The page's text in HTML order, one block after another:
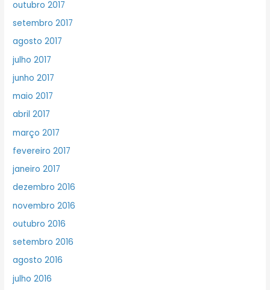
outubro 2017
setembro 2017
agosto 2017
julho 2017
junho 2017
maio 2017
abril 2017
março 2017
fevereiro 2017
janeiro 2017
dezembro 2016
novembro 2016
outubro 2016
setembro 2016
agosto 2016
julho 2016